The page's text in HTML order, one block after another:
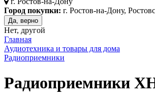
Город покупки: г. Ростов-на-Дону,
Да, верно
Нет, другой
Главная
Аудиотехника и товары для дома
Радиоприемники
Радиоприемники